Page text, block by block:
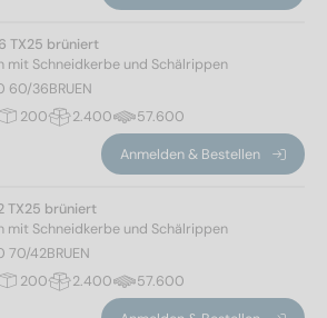
TX25 brüniert
mit Schneidkerbe und Schälrippen
60/36BRUEN
200 2.400 57.600
Anmelden & Bestellen
TX25 brüniert
mit Schneidkerbe und Schälrippen
70/42BRUEN
200 2.400 57.600